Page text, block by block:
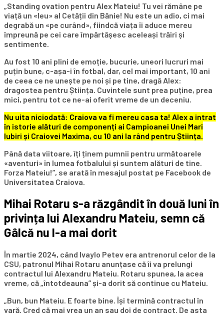
„Standing ovation pentru Alex Mateiu! Tu vei rămâne pe
viață un «leu» al Cetății din Bănie! Nu este un adio, ci mai
degrabă un «pe curând», fiindcă viața îi aduce mereu
împreună pe cei care împărtășesc aceleași trăiri și
sentimente.
Au fost 10 ani plini de emoție, bucurie, uneori lucruri mai
puțin bune, c-așa-i în fotbal, dar, cel mai important, 10 ani
de ceea ce ne unește pe noi și pe tine, dragă Alex:
dragostea pentru Știința. Cuvintele sunt prea puține, prea
mici, pentru tot ce ne-ai oferit vreme de un deceniu.
Nu uita niciodată: Craiova va fi mereu casa ta! Alex a intrat
în istorie alături de componenți ai Campioanei Unei Mari
Iubiri și Craiovei Maxima, cu 10 ani la rând pentru Știința.
Până data viitoare, îți ținem pumnii pentru următoarele
«aventuri» în lumea fotbalului și suntem alături de tine.
Forza Mateiu!”, se arată în mesajul postat pe Facebook de
Universitatea Craiova.
Mihai Rotaru s-a răzgândit în două luni în
privința lui Alexandru Mateiu, semn că
Gâlcă nu l-a mai dorit
În martie 2024, când Ivaylo Petev era antrenorul celor de la
CSU, patronul Mihai Rotaru anunțase că îi va prelungi
contractul lui Alexandru Mateiu. Rotaru spunea, la acea
vreme, că „întotdeauna” și-a dorit să continue cu Mateiu.
„Bun, bun Mateiu. E foarte bine. Își termină contractul în
vară. Cred că mai vrea un an sau doi de contract. De asta